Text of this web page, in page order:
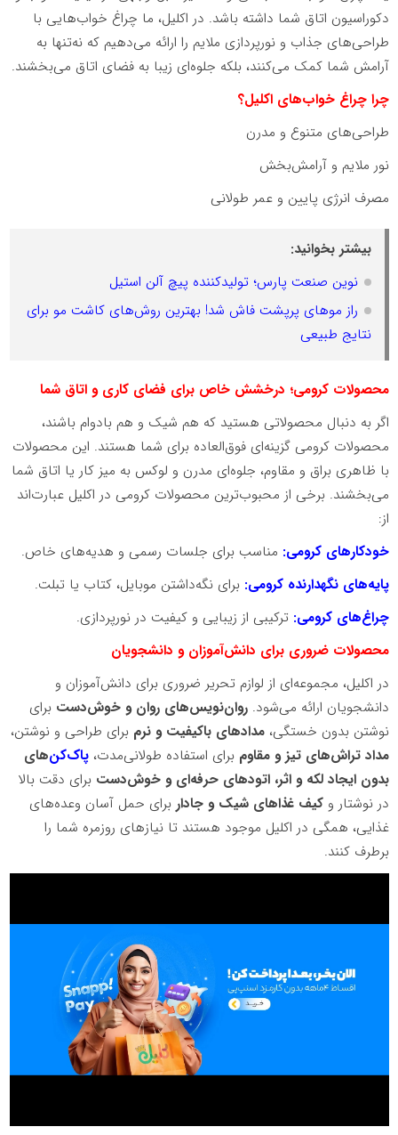
دکوراسیون اتاق شما داشته باشد. در اکلیل، ما چراغ خواب‌هایی با
طراحی‌های جذاب و نورپردازی ملایم را ارائه می‌دهیم که نه‌تنها به
آرامش شما کمک می‌کنند، بلکه جلوه‌ای زیبا به فضای اتاق می‌بخشند.
چرا چراغ خواب‌های اکلیل؟
طراحی‌های متنوع و مدرن
نور ملایم و آرامش‌بخش
مصرف انرژی پایین و عمر طولانی
بیشتر بخوانید:
نوین صنعت پارس؛ تولیدکننده پیچ آلن استیل
راز موهای پرپشت فاش شد! بهترین روش‌های کاشت مو برای
نتایج طبیعی
محصولات کرومی؛ درخشش خاص برای فضای کاری و اتاق شما
اگر به دنبال محصولاتی هستید که هم شیک و هم بادوام باشند،
محصولات کرومی گزینه‌ای فوق‌العاده برای شما هستند. این محصولات
با ظاهری براق و مقاوم، جلوه‌ای مدرن و لوکس به میز کار یا اتاق شما
می‌بخشند. برخی از محبوب‌ترین محصولات کرومی در اکلیل عبارت‌اند
از:
خودکارهای کرومی: مناسب برای جلسات رسمی و هدیه‌های خاص.
پایه‌های نگهدارنده کرومی: برای نگه‌داشتن موبایل، کتاب یا تبلت.
چراغ‌های کرومی: ترکیبی از زیبایی و کیفیت در نورپردازی.
محصولات ضروری برای دانش‌آموزان و دانشجویان
در اکلیل، مجموعه‌ای از لوازم تحریر ضروری برای دانش‌آموزان و
دانشجویان ارائه می‌شود.روان‌نویس‌های روان و خوش‌دستبرای
نوشتن بدون خستگی،مدادهای باکیفیت و نرم برای طراحی و نوشتن،
مداد تراش‌های تیز و مقاوم برای استفاده طولانی‌مدت، پاک‌کن‌های
بدون ایجاد لکه و اثر، اتودهای حرفه‌ای و خوش‌دست برای دقت بالا
در نوشتار و کیف غذاهای شیک و جاداربرای حمل آسان وعده‌های
غذایی، همگی در اکلیل موجود هستند تا نیازهای روزمره شما را
برطرف کنند.